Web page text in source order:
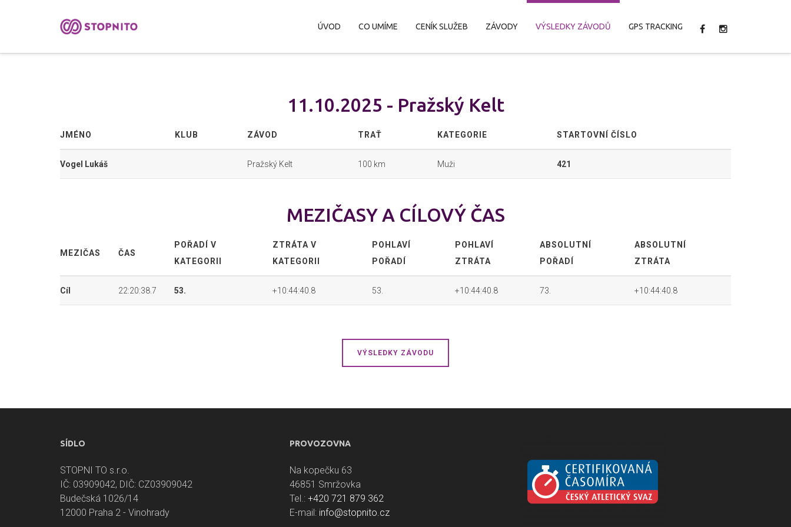
ÚVOD CO UMÍME CENÍK SLUŽEB ZÁVODY VÝSLEDKY ZÁVODŮ GPS TRACKING
11.10.2025 - Pražský Kelt
JMÉNO KLUB ZÁVOD TRAŤ KATEGORIE STARTOVNÍ ČÍSLO
Vogel Lukáš Pražský Kelt 100 km Muži 421
MEZIČASY A CÍLOVÝ ČAS
MEZIČAS ČAS
POŘADÍ V
KATEGORII
ZTRÁTA V
KATEGORII
POHLAVÍ
POŘADÍ
POHLAVÍ
ZTRÁTA
ABSOLUTNÍ
POŘADÍ
ABSOLUTNÍ
ZTRÁTA
Cíl 22:20:38.7 53. +10:44:40.8 53. +10:44:40.8 73. +10:44:40.8
VÝSLEDKY ZÁVODU
SÍDLO
STOPNI TO s.r.o.
IČ: 03909042, DIČ: CZ03909042
Budečská 1026/14
12000 Praha 2 - Vinohrady
PROVOZOVNA
Na kopečku 63
46851 Smržovka
Tel.: +420 721 879 362
E-mail: info@stopnito.cz